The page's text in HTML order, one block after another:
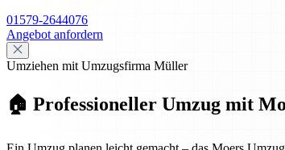
01579-2644076
Angebot anfordern
Umziehen mit Umzugsfirma Müller
🏠 Professioneller Umzug mit